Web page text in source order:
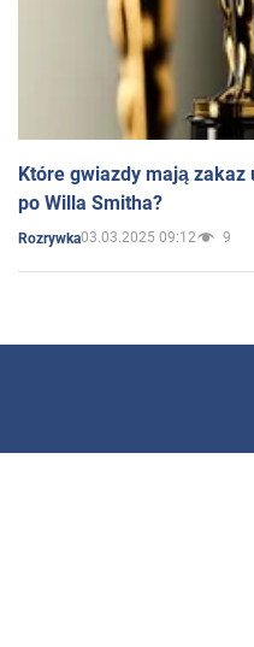
Które gwiazdy mają zakaz
po Willa Smitha?
Rozrywka03.03.2025 09:12 9